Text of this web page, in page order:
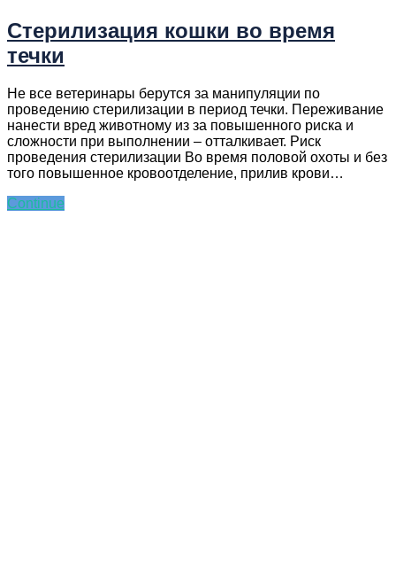
Стерилизация кошки во время
течки
Не все ветеринары берутся за манипуляции по
проведению стерилизации в период течки. Переживание
нанести вред животному из за повышенного риска и
сложности при выполнении – отталкивает. Риск
проведения стерилизации Во время половой охоты и без
того повышенное кровоотделение, прилив крови…
Continue